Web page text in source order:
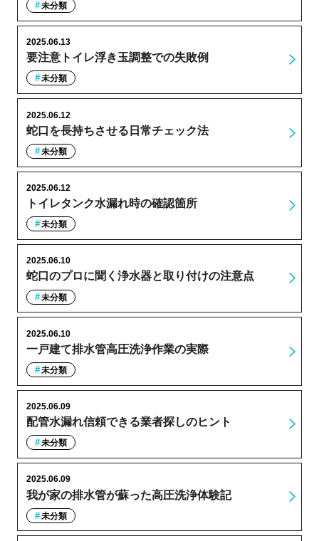
未分類
要注意トイレ浮き玉調整での失敗例
2025.06.13
未分類
蛇口を長持ちさせる日常チェック法
2025.06.12
未分類
トイレタンク水漏れ時の確認箇所
2025.06.12
未分類
蛇口のプロに聞く浄水器と取り付けの注意点
2025.06.10
未分類
一戸建て排水管高圧洗浄作業の実際
2025.06.10
未分類
配管水漏れ信頼できる業者探しのヒント
2025.06.09
未分類
我が家の排水管が蘇った高圧洗浄体験記
2025.06.09
未分類